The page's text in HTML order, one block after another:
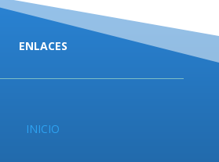
ENLACES
INICIO